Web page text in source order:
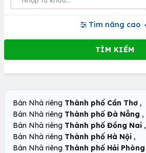
Tìm nâng cao
Bán Nhà riêng Thành phố Cần Thơ ,
Bán Nhà riêng Thành phố Đà Nẵng ,
Bán Nhà riêng Thành phố Đồng Nai ,
Bán Nhà riêng Thành phố Hà Nội ,
Bán Nhà riêng Thành phố Hải Phòng